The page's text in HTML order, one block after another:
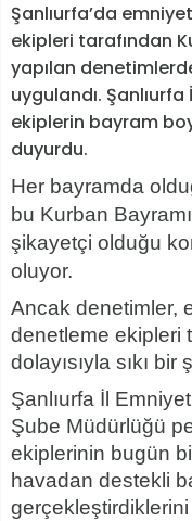
Şanlıurfa’da
ekipleri tarafından
yapılan
uygulandı.
ekiplerin bayram
duyurdu.
Her bayramda
bu Kurban
şikayetçi olduğu
oluyor.
Ancak denetimler,
denetleme ekipleri
dolayısıyla sıkı bir
Şanlıurfa İl
Şube Müdürlüğü
ekiplerinin bugün
havadan destekli